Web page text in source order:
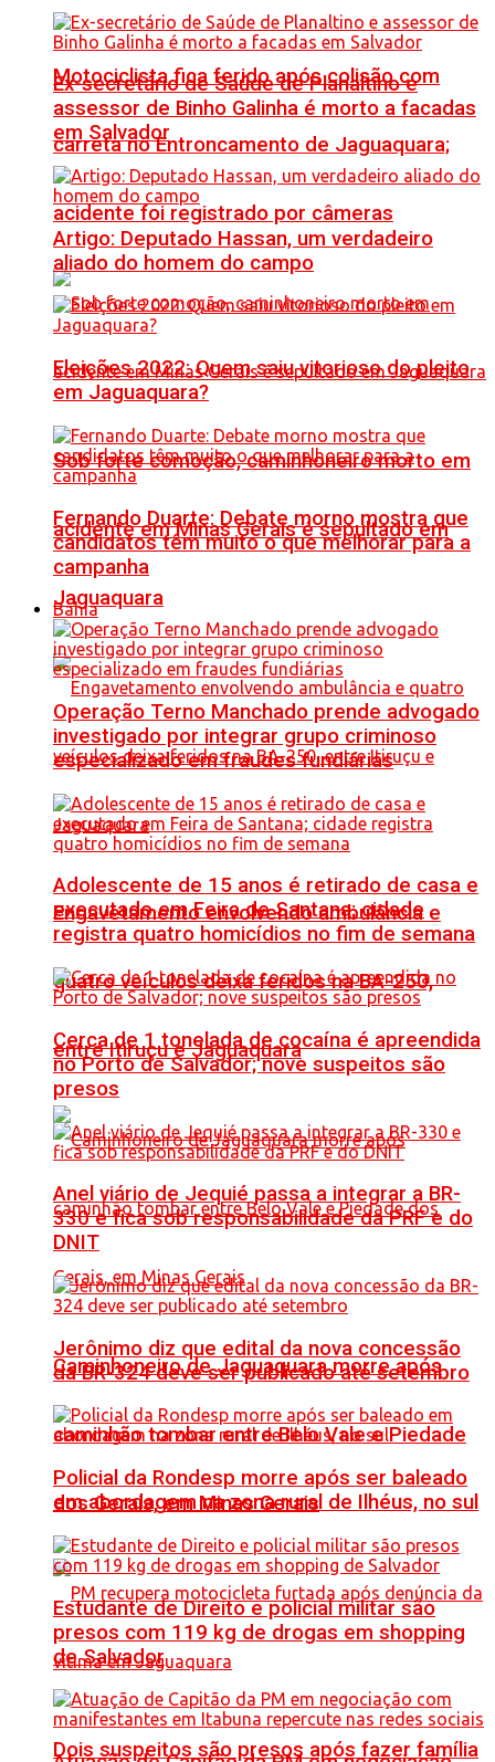
Motociclista fica ferido após colisão com
carreta no Entroncamento de Jaguaquara;
acidente foi registrado por câmeras
Sob forte comoção, caminhoneiro morto em
acidente em Minas Gerais é sepultado em
Jaguaquara
Engavetamento envolvendo ambulância e
quatro veículos deixa feridos na BA-250,
entre Itiruçu e Jaguaquara
Caminhoneiro de Jaguaquara morre após
caminhão tombar entre Belo Vale e Piedade
dos Gerais, em Minas Gerais
Dois suspeitos são presos após fazer família
Ex-secretário de Saúde de Planaltino e
assessor de Binho Galinha é morto a facadas
em Salvador
Artigo: Deputado Hassan, um verdadeiro
aliado do homem do campo
Eleições 2022: Quem saiu vitorioso do pleito
em Jaguaquara?
Fernando Duarte: Debate morno mostra que
candidatos têm muito o que melhorar para a
campanha
Bahia
Operação Terno Manchado prende advogado
investigado por integrar grupo criminoso
especializado em fraudes fundiárias
Adolescente de 15 anos é retirado de casa e
executado em Feira de Santana; cidade
registra quatro homicídios no fim de semana
Cerca de 1 tonelada de cocaína é apreendida
no Porto de Salvador; nove suspeitos são
presos
Anel viário de Jequié passa a integrar a BR-
330 e fica sob responsabilidade da PRF e do
DNIT
Jerônimo diz que edital da nova concessão
da BR-324 deve ser publicado até setembro
Policial da Rondesp morre após ser baleado
em abordagem na zona rural de Ilhéus, no sul
Estudante de Direito e policial militar são
presos com 119 kg de drogas em shopping
de Salvador